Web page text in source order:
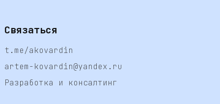
Связаться
t.me/akovardin
artem-kovardin@yandex.ru
Разработка и консалтинг